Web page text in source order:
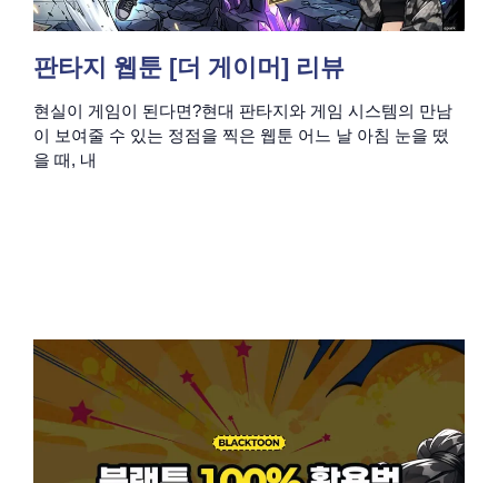
판타지 웹툰 [더 게이머] 리뷰
현실이 게임이 된다면?현대 판타지와 게임 시스템의 만남
이 보여줄 수 있는 정점을 찍은 웹툰 어느 날 아침 눈을 떴
을 때, 내